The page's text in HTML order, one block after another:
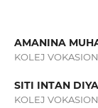
AMANINA
KOLEJ
SITI INTAN
KOLEJ